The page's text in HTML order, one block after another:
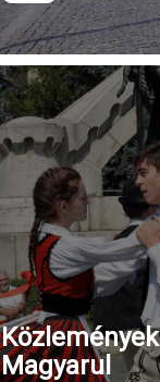
Közlemények
Magyarul